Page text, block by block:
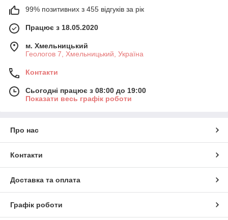
99% позитивних з 455 відгуків за рік
Працює з 18.05.2020
м. Хмельницький
Геологов 7, Хмельницький, Україна
Контакти
Сьогодні працює з 08:00 до 19:00
Показати весь графік роботи
Про нас
Контакти
Доставка та оплата
Графік роботи